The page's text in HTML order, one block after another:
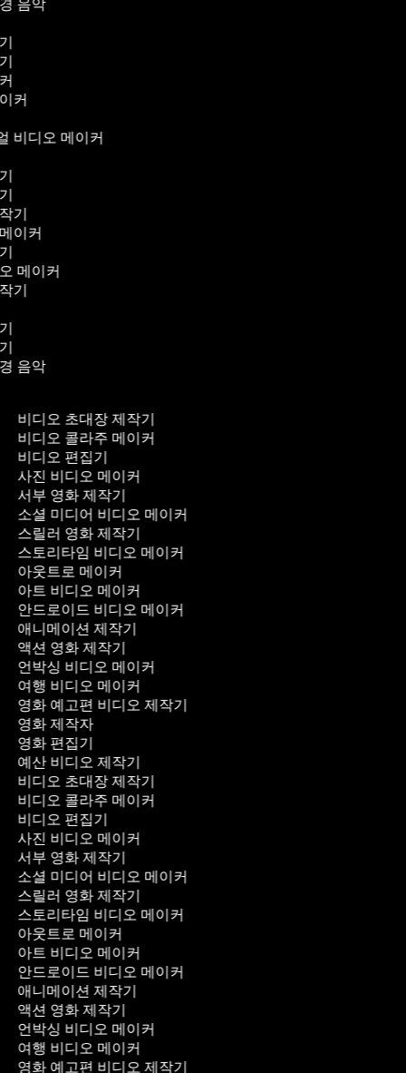
음악
커
비디오 메이커
기
이커
메이커
기
음악
비디오 초대장 제작기
비디오 콜라주 메이커
비디오 편집기
사진 비디오 메이커
서부 영화 제작기
소셜 미디어 비디오 메이커
스릴러 영화 제작기
스토리타임 비디오 메이커
아웃트로 메이커
아트 비디오 메이커
안드로이드 비디오 메이커
애니메이션 제작기
액션 영화 제작기
언박싱 비디오 메이커
여행 비디오 메이커
영화 예고편 비디오 제작기
영화 제작자
영화 편집기
예산 비디오 제작기
비디오 초대장 제작기
비디오 콜라주 메이커
비디오 편집기
사진 비디오 메이커
서부 영화 제작기
소셜 미디어 비디오 메이커
스릴러 영화 제작기
스토리타임 비디오 메이커
아웃트로 메이커
아트 비디오 메이커
안드로이드 비디오 메이커
애니메이션 제작기
액션 영화 제작기
언박싱 비디오 메이커
여행 비디오 메이커
영화 예고편 비디오 제작기